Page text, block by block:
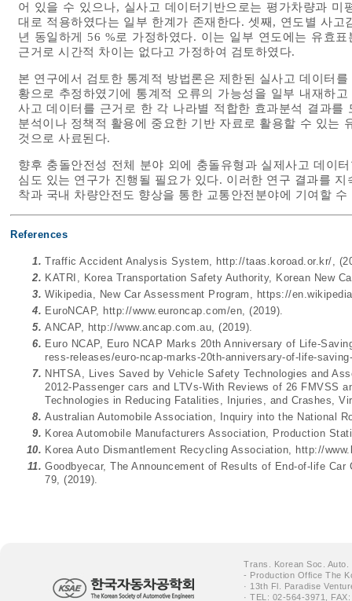
어 있을 수 있으나, 실사고 데이터기반으로는 평가차량과
대로 적용하였다는 일부 한계가 존재한다. 셋째, 연도별 사
년 동일하게 56 %로 가정하였다. 이는 일부 연도에는 유효
근거로 시간적 차이는 없다고 가정하여 검토하였다.
본 연구에서 검토한 통계적 방법론은 제한된 실사고 데이터
황으로 추정하였기에 통계적 오류의 가능성을 일부 내재하
사고 데이터를 근거로 한 각 나라별 적합한 효과분석 결과
분석이나 정책적 활용에 중요한 기반 자료로 활용할 수 있는
것으로 사료된다.
향후 충돌안전성 전체 분야 외에 충돌유형과 실제사고 데이
심도 있는 연구가 진행될 필요가 있다. 이러한 연구 결과를
착과 국내 차량안전도 향상을 통한 교통안전분야에 기여할 수
References
1. Traffic Accident Analysis System, http://taas.koroad.or.kr/,
2. KATRI, Korea Transportation Safety Authority, Korean New
3. Wikipedia, New Car Assessment Program, https://
4. EuroNCAP, http://www.euroncap.com/en, (2019).
5. ANCAP, http://www.ancap.com.au, (2019).
6. Euro NCAP, Euro NCAP Marks 20th Anniversary of Life-
ress-releases/euro-ncap-marks-20th-anniversary-of-life-
7. NHTSA, Lives Saved by Vehicle Safety Technologies and
2012-Passenger cars and LTVs-With Reviews of 26 FMVSS
Technologies in Reducing Fatalities, Injuries, and Crashes,
8. Australian Automobile Association, Inquiry into the National
9. Korea Automobile Manufacturers Association, Production
10. Korea Auto Dismantlement Recycling Association, http://
11. Goodbyecar, The Announcement of Results of End-of-life
79, (2019).
Trans. Korean Soc. Auto.
- Production Office The
· 13th Fl. Paradise
· TEL: 02-564-3971,